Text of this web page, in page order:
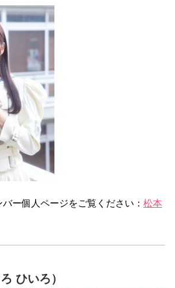
ー個人ページをご覧ください： 松本
ひいろ）